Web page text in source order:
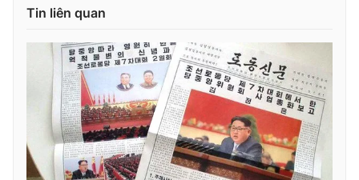
THỜI BÁO VTV
Tin liên quan